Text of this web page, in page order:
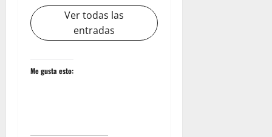
Ver todas las
entradas
Me gusta esto: